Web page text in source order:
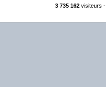
3 735 162visiteurs -